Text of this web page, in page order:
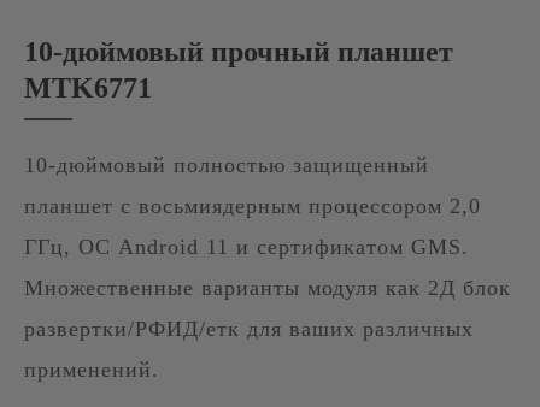
10-дюймовый прочный планшет
MTK6771
10-дюймовый полностью защищенный
планшет с восьмиядерным процессором 2,0
ГГц, ОС Android 11 и сертификатом GMS.
Множественные варианты модуля как 2Д блок
развертки/РФИД/етк для ваших различных
применений.